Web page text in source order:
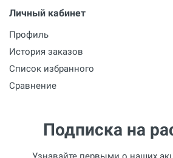
Личный кабинет
Профиль
История заказов
Список избранного
Сравнение
Подписка на